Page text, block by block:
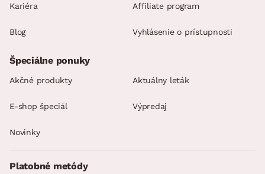
Kariéra
Blog
Affiliate program
Vyhlásenie o prístupnosti
Špeciálne ponuky
Akčné produkty Aktuálny leták
E-shop špeciál Výpredaj
Novinky
Platobné metódy